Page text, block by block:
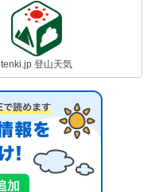
tenki.jp 登山天気